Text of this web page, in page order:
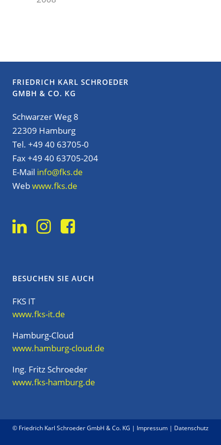
FRIEDRICH KARL SCHROEDER
GMBH & CO. KG
Schwarzer Weg 8
22309 Hamburg
Tel. +49 40 63705-0
Fax +49 40 63705-204
E-Mail info@fks.de
Webwww.fks.de
BESUCHEN SIE AUCH
FKS IT
www.fks-it.de
Hamburg-Cloud
www.hamburg-cloud.de
Ing. Fritz Schroeder
www.fks-hamburg.de
© Friedrich Karl Schroeder GmbH & Co. KG | Impressum | Datenschutz